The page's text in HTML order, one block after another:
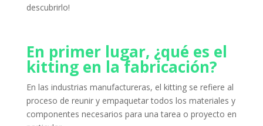
descubrirlo!
En primer lugar, ¿qué es el
kitting en la fabricación?
En las industrias manufactureras, el kitting se refiere al
proceso de reunir y empaquetar todos los materiales y
componentes necesarios para una tarea o proyecto en